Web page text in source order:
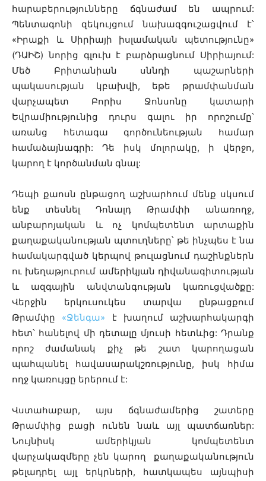
հարաբերությունները ճգնաժամ են ապրում:
Պենտագոնի զեկույցում նախազգուշացվում է՝
«Իրաքի և Սիրիայի իսլամական պետությունը»
(ԴԱԻՇ) նորից գլուխ է բարձրացնում Սիրիայում:
Մեծ Բրիտանիան սննդի պաշարների
պակասության կբախվի, եթե թրամփանման
վարչապետ Բորիս Ջոնսոնը կատարի
Եվրամիությունից դուրս գալու իր որոշումը՝
առանց հետագա գործունեության համար
համաձայնագրի: Դե իսկ մոլորակը, ի վերջո,
կարող է կործանման գնալ:
Դեպի քաոսն ընթացող աշխարհում մենք սկսում
ենք տեսնել Դոնալդ Թրամփի անառողջ,
անբարոյական և ոչ կոմպետենտ արտաքին
քաղաքականության պտուղները՝ թե ինչպես է նա
համակարգված կերպով թուլացնում դաշինքներն
ու խեղաթյուրում ամերիկյան դիվանագիտության
և ազգային անվտանգության կառուցվածքը:
Վերջին երկուսուկես տարվա ընթացքում
Թրամփը «Ջենգա» է խաղում աշխարհակարգի
հետ՝ հանելով մի դետալը մյուսի հետևից: Դրանք
որոշ ժամանակ քիչ թե շատ կարողացան
պահպանել հավասարակշռությունը, իսկ հիմա
ողջ կառույցը երերում է:
Վստահաբար, այս ճգնաժամերից շատերը
Թրամփից բացի ունեն նաև այլ պատճառներ:
Նույնիսկ ամերիկյան կոմպետենտ
վարչակազմերը չեն կարող քաղաքականություն
թելադրել այլ երկրների, հատկապես այնպիսի